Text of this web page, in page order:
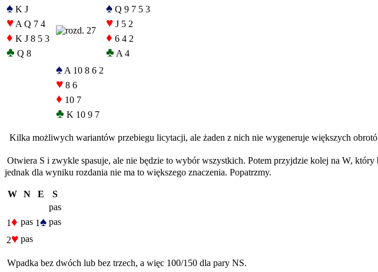
♠ K J
♥ A Q 7 4
♦ K J 8 5 3
♣ Q 8
♠ Q 9 7 5 3
♥ J 5 2
♦ 6 4 2
♣ A 4
♠ A 10 8 6 2
♥ 8 6
♦ 10 7
♣ K 10 9 7
Kilka możliwych wariantów przebiegu licytacji, ale żaden z nich nie wygeneruje większych
Otwiera S i zwykle spasuje, ale nie będzie to wybór wszystkich. Potem przyjdzie kolej na W, który
jednak dla wyniku rozdania nie ma to większego znaczenia. Popatrzmy.
W N E
S
pas
1♦ pas 1♠ pas
2♥ pas
Wpadka bez dwóch lub bez trzech, a więc 100/150 dla pary NS.